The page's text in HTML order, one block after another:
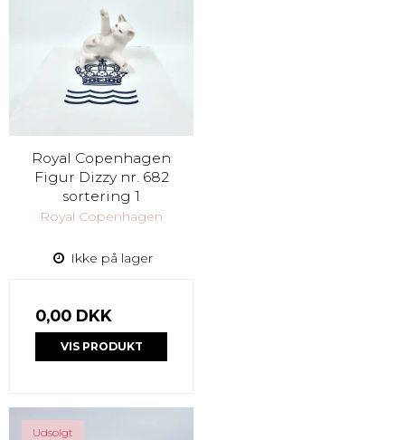
Royal Copenhagen
Figur Dizzy nr. 682
sortering 1
Royal Copenhagen
Ikke på lager
0,00 DKK
VIS PRODUKT
Udsolgt